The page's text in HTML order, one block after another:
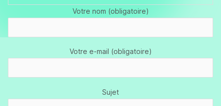
Votre nom (obligatoire)
Votre e-mail (obligatoire)
Sujet